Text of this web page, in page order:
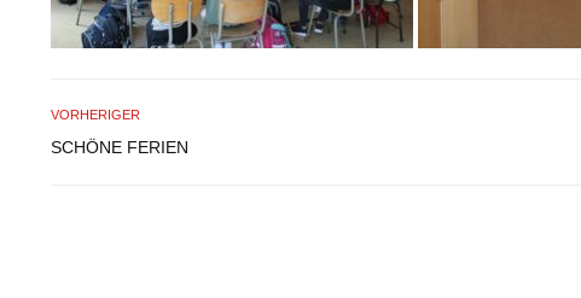
VORHERIGER
SCHÖNE FERIEN